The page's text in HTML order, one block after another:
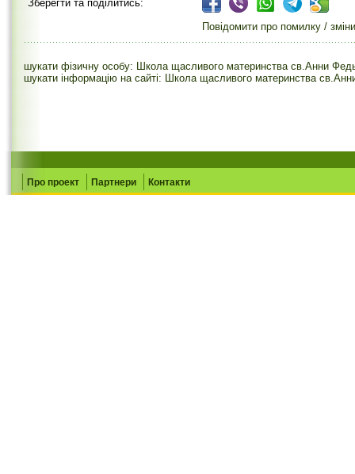
Зберегти та поділитись:
Повідомити про помилку / зміни
шукати фізичну особу: Школа щасливого материнства св.Анни
шукати інформацію на сайті: Школа щасливого материнства
Про проект Партнери Контакти